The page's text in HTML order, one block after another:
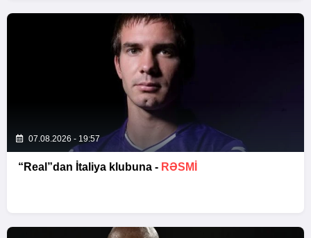
07.08.2026 - 19:57
“Real”dan İtaliya klubuna - RƏSMİ